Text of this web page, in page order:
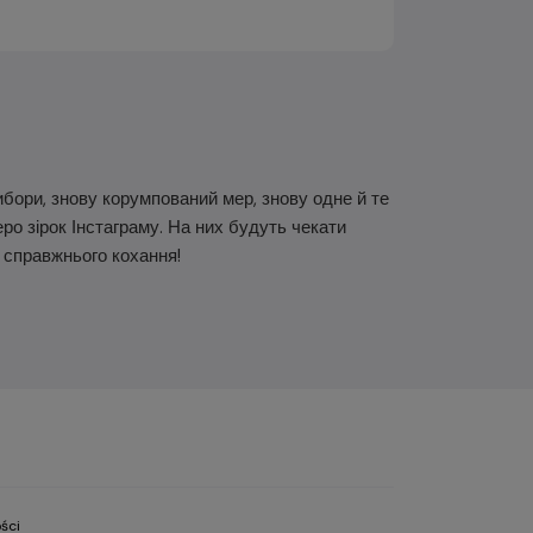
знову корумпований мер, знову одне й те
зірок Інстаграму. На них будуть чекати
кохання!